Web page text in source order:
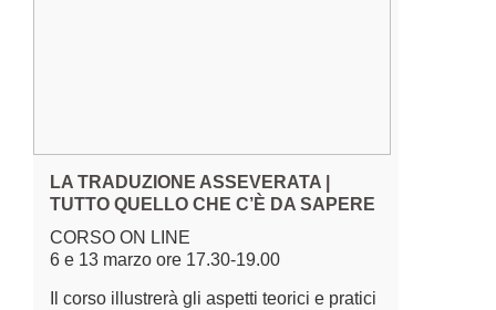
LA TRADUZIONE ASSEVERATA |
TUTTO QUELLO CHE C’È DA SAPERE
CORSO ON LINE
6 e 13 marzo ore 17.30-19.00
Il corso illustrerà gli aspetti teorici e pratici